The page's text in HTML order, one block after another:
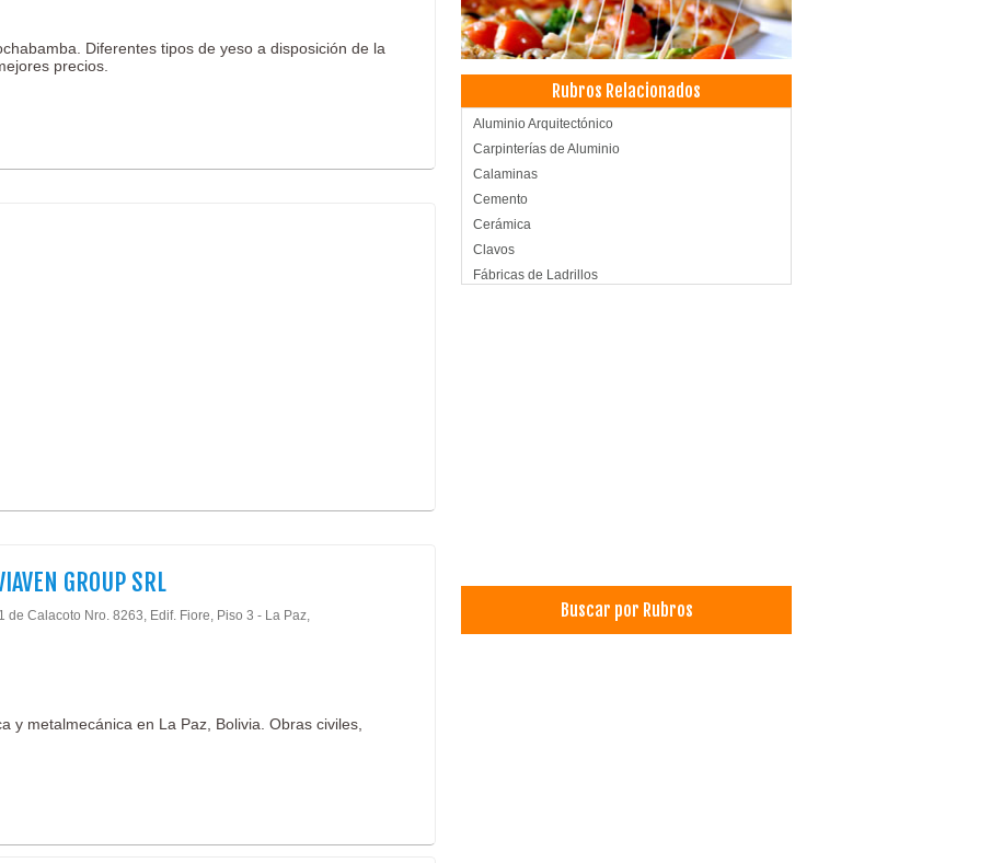
Diferentes tipos de yeso a disposición de la
precios.
GROUP SRL
de Calacoto Nro. 8263, Edif. Fiore, Piso 3 - La Paz,
y metalmecánica en La Paz, Bolivia. Obras civiles,
Rubros Relacionados
Aluminio Arquitectónico
Carpinterías de Aluminio
Calaminas
Cemento
Cerámica
Clavos
Fábricas de Ladrillos
Buscar por Rubros